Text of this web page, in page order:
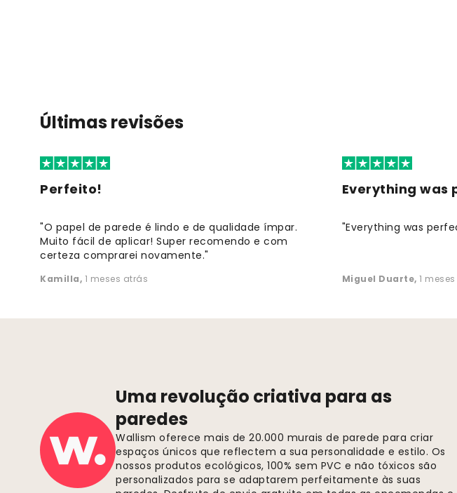
Últimas revisões
Perfeito!
"O papel de parede é lindo e de qualidade ímpar.
Muito fácil de aplicar! Super recomendo e com
certeza comprarei novamente."
Kamilla, 1 meses atrás
Everything was
"Everything was
Miguel Duarte, 1
Uma revolução criativa para as
paredes
Wallism oferece mais de 20.000 murais de parede para criar
espaços únicos que reflectem a sua personalidade e estilo. Os
nossos produtos ecológicos, 100% sem PVC e não tóxicos são
personalizados para se adaptarem perfeitamente às suas